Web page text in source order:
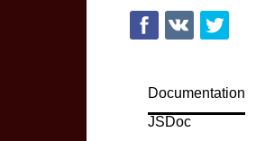
Documentation
JSDoc